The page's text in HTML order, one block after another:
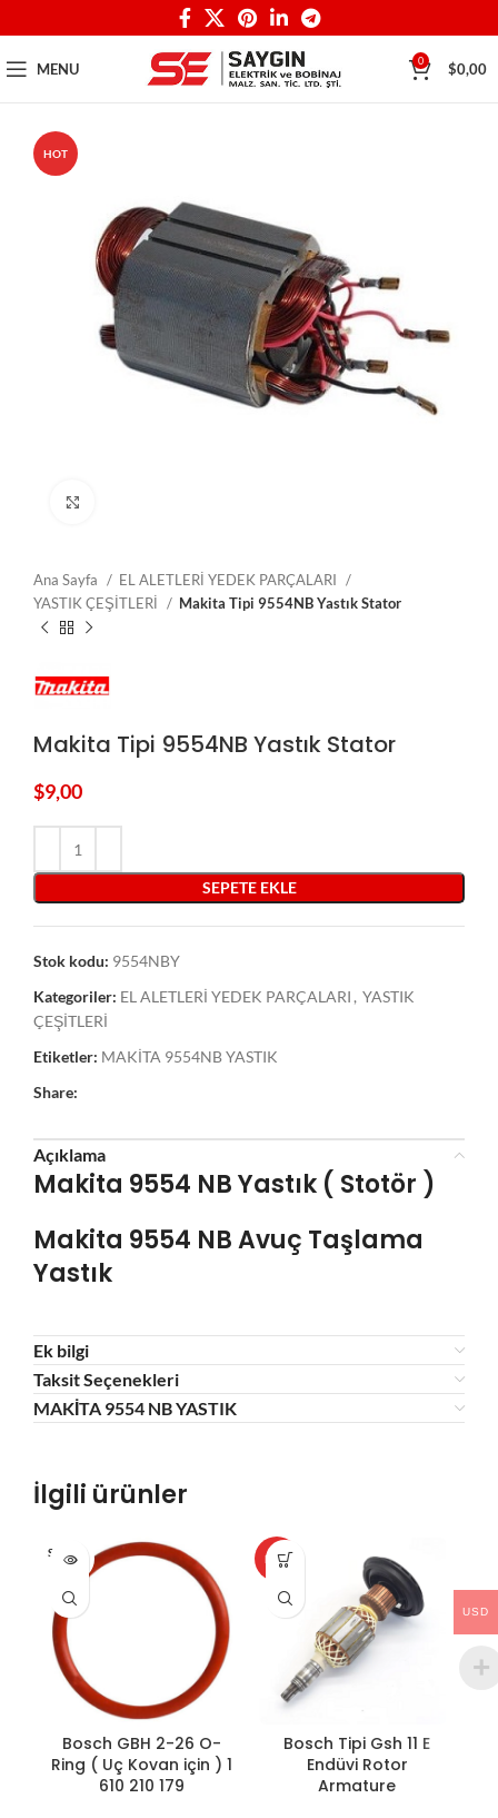
MENU 0 $0,00
HOT
Ana Sayfa
EL ALETLERİ YEDEK PARÇALARI
YASTIK ÇEŞİTLERİ
Makita Tipi 9554NB Yastık Stator
Makita Tipi 9554NB Yastık Stator
$9,00
SEPETE EKLE
Stok kodu: 9554NBY
Kategoriler: EL ALETLERİ YEDEK PARÇALARI , YASTIK
ÇEŞİTLERİ
Etiketler: MAKİTA 9554NB YASTIK
Share:
Açıklama
Makita 9554 NB Yastık ( Stotör )
Makita 9554 NB Avuç Taşlama
Yastık
Ek bilgi
Taksit Seçenekleri
MAKİTA 9554 NB YASTIK
İlgili ürünler
SOLD O
UT
Bosch GBH 2-26 O-
Ring ( Uç Kovan için ) 1
610 210 179
HOT
Bosch Tipi Gsh 11 E
Endüvi Rotor
Armature
USD